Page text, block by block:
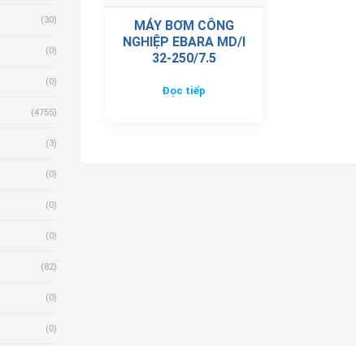
(30)
(0)
(0)
(4755)
(3)
(0)
(0)
(0)
(82)
(0)
(0)
MÁY BƠM CÔNG
NGHIỆP EBARA MD/I
32-250/7.5
Đọc tiếp